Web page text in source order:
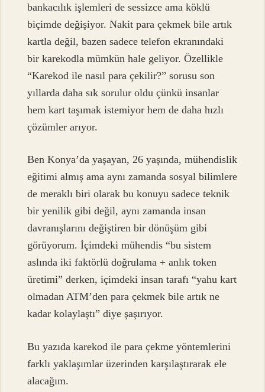
bankacılık işlemleri de sessizce ama köklü
biçimde değişiyor. Nakit para çekmek bile artık
kartla değil, bazen sadece telefon ekranındaki
bir karekodla mümkün hale geliyor. Özellikle
“Karekod ile nasıl para çekilir?” sorusu son
yıllarda daha sık sorulur oldu çünkü insanlar
hem kart taşımak istemiyor hem de daha hızlı
çözümler arıyor.
Ben Konya’da yaşayan, 26 yaşında, mühendislik
eğitimi almış ama aynı zamanda sosyal bilimlere
de meraklı biri olarak bu konuyu sadece teknik
bir yenilik gibi değil, aynı zamanda insan
davranışlarını değiştiren bir dönüşüm gibi
görüyorum. İçimdeki mühendis “bu sistem
aslında iki faktörlü doğrulama + anlık token
üretimi” derken, içimdeki insan tarafı “yahu kart
olmadan ATM’den para çekmek bile artık ne
kadar kolaylaştı” diye şaşırıyor.
Bu yazıda karekod ile para çekme yöntemlerini
farklı yaklaşımlar üzerinden karşılaştırarak ele
alacağım.